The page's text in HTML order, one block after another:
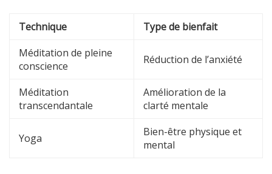
Technique
Type de bienfait
Méditation de pleine
conscience
Réduction de l’anxiété
Méditation
transcendantale
Amélioration de la
clarté mentale
Yoga
Bien-être physique et
mental